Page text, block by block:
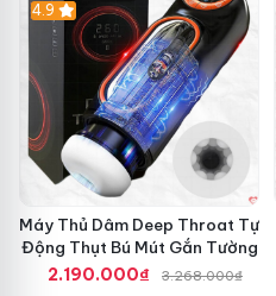
Hot
4.9
Máy Thủ Dâm Deep Throat Tự
Động Thụt Bú Mút Gắn Tường
2.190.000₫
3.268.000₫